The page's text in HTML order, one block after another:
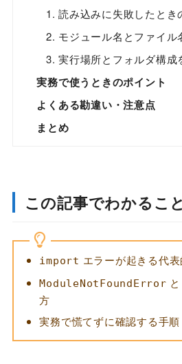
1. 読み込みに失敗したとき
2. モジュール名とファイル
3. 実行場所とフォルダ構成
実務で使うときのポイント
よくある勘違い・注意点
まとめ
この記事でわかること
import エラーが起きる代
ModuleNotFoundError と
方
実務で慌てずに確認する手順